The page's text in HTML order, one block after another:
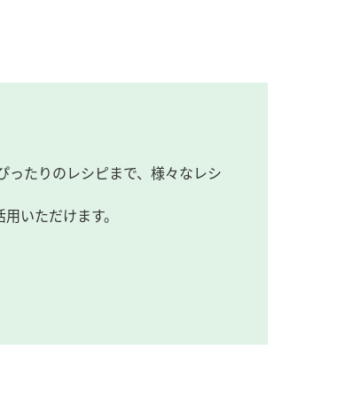
ったりのレシピまで、様々なレシ
いただけます。